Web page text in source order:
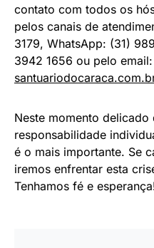
contato com todos os
pelos canais de
3179, WhatsApp: (31)
3942 1656 ou pelo email:
Neste momento delicado
responsabilidade
é o mais importante. Se
iremos enfrentar esta
Tenhamos fé e